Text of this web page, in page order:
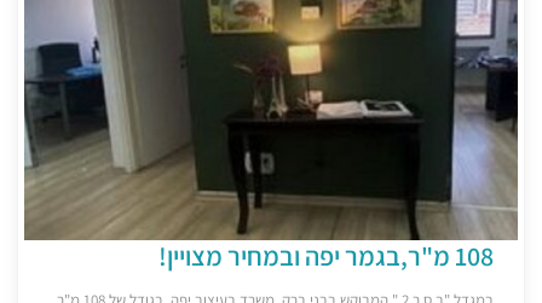
108 מ"ר,בגמר יפה ובמחיר מצויין!